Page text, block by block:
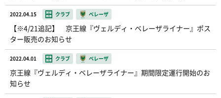
2022.04.15 クラブ ベレーザ
【※4/21追記】 京王線『ヴェルディ・ベレーザライナー』ポス
ター販売のお知らせ
2022.04.01 クラブ ベレーザ
京王線『ヴェルディ・ベレーザライナー』期間限定運行開始のお
知らせ